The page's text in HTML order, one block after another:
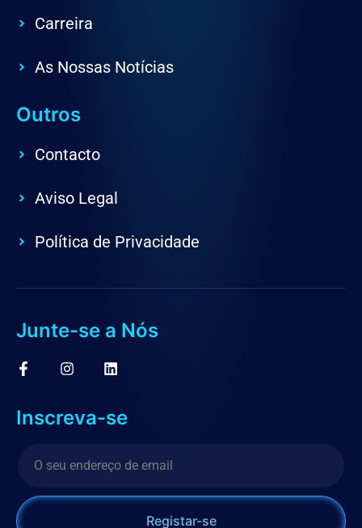
Carreira
As Nossas Notícias
Outros
Contacto
Aviso Legal
Política de Privacidade
Junte-se a Nós
Inscreva-se
Registar-se